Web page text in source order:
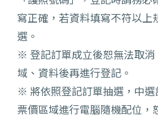
寫正確， 若資料填寫不符以上
選。
※ 登記訂單成立後恕無法取
域、 資料後再進行登記。
※ 將依照登記訂單抽選， 中
票價區域進行電腦隨機配位，